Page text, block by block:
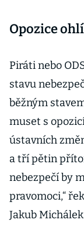
Opozice
Piráti nebo
stavu
běžným
muset s
ústavních
a tří pětin
nebezpečí by
pravomoci,“
Jakub